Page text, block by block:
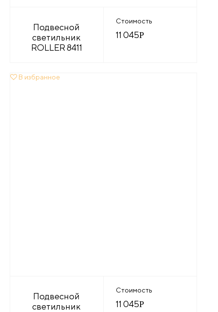
Подвесной
светильник
ROLLER 8411
Стоимость
11 045Р
В избранное
Подвесной
светильник
Стоимость
11 045Р